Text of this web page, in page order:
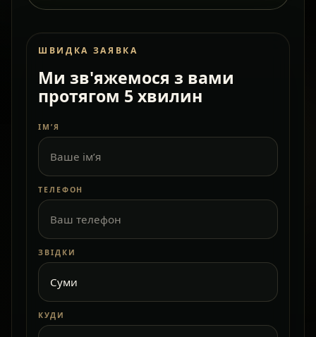
ШВИДКА ЗАЯВКА
Ми зв'яжемося з вами
протягом 5 хвилин
ІМ’Я
ТЕЛЕФОН
ЗВІДКИ
КУДИ